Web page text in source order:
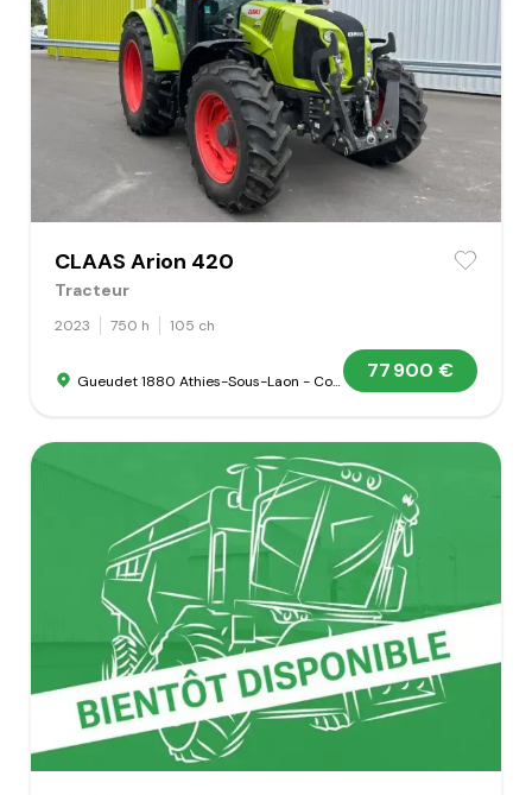
CLAAS Arion 420
Tracteur
2023 750 h 105 ch
Gueudet 1880 Athies-Sous-Laon - Concession Claas 77 900 €